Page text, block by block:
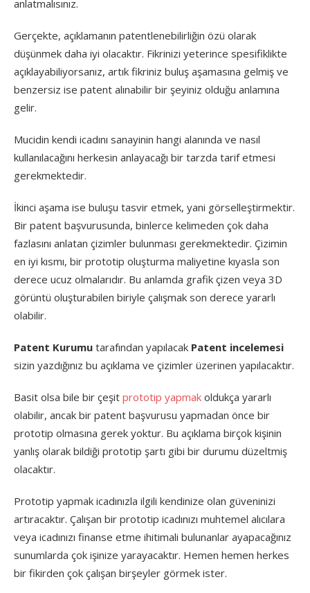
anlatmalısınız.
Gerçekte, açıklamanın patentlenebilirliğin özü olarak
düşünmek daha iyi olacaktır. Fikrinizi yeterince spesifiklikte
açıklayabiliyorsanız, artık fikriniz buluş aşamasına gelmiş ve
benzersiz ise patent alınabilir bir şeyiniz olduğu anlamına
gelir.
Mucidin kendi icadını sanayinin hangi alanında ve nasıl
kullanılacağını herkesin anlayacağı bir tarzda tarif etmesi
gerekmektedir.
İkinci aşama ise buluşu tasvir etmek, yani görselleştirmektir.
Bir patent başvurusunda, binlerce kelimeden çok daha
fazlasını anlatan çizimler bulunması gerekmektedir. Çizimin
en iyi kısmı, bir prototip oluşturma maliyetine kıyasla son
derece ucuz olmalarıdır. Bu anlamda grafik çizen veya 3D
görüntü oluşturabilen biriyle çalışmak son derece yararlı
olabilir.
Patent Kurumu tarafından yapılacak Patent incelemesi
sizin yazdığınız bu açıklama ve çizimler üzerinen yapılacaktır.
Basit olsa bile bir çeşit prototip yapmak oldukça yararlı
olabilir, ancak bir patent başvurusu yapmadan önce bir
prototip olmasına gerek yoktur. Bu açıklama birçok kişinin
yanlış olarak bildiği prototip şartı gibi bir durumu düzeltmiş
olacaktır.
Prototip yapmak icadınızla ilgili kendinize olan güveninizi
artıracaktır. Çalışan bir prototip icadınızı muhtemel alıcılara
veya icadınızı finanse etme ihitimali bulunanlar ayapacağınız
sunumlarda çok işinize yarayacaktır. Hemen hemen herkes
bir fikirden çok çalışan birşeyler görmek ister.